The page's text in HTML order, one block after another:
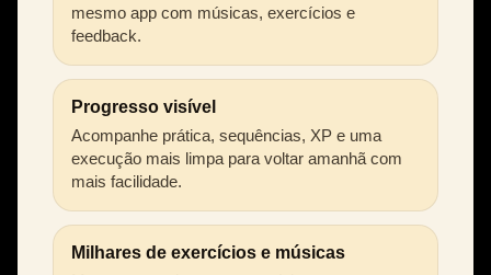
mesmo app com músicas, exercícios e
feedback.
Progresso visível
Acompanhe prática, sequências, XP e uma
execução mais limpa para voltar amanhã com
mais facilidade.
Milhares de exercícios e músicas